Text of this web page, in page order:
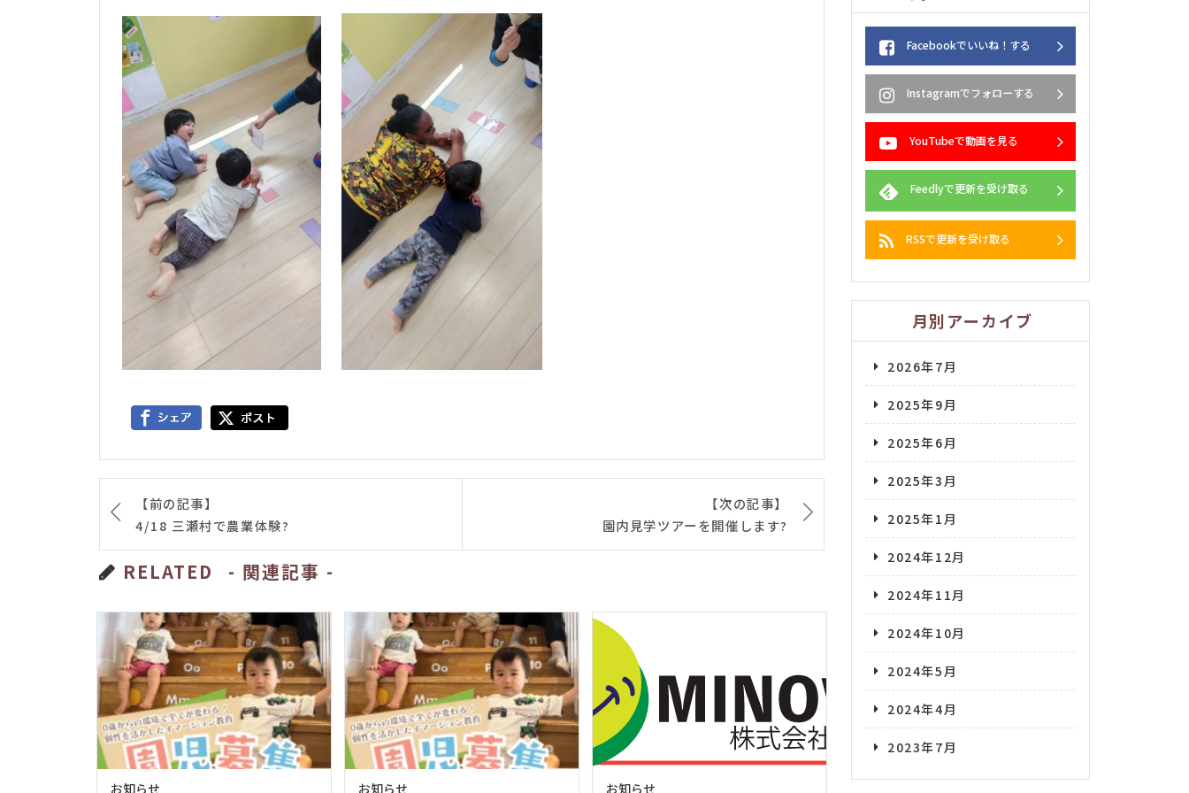
【前の記事】
4/18 三瀬村で農業体験?
【次の記事】
園内見学ツアーを開催します?
RELATED - 関連記事 -
お知らせ お知らせ お知らせ
Facebookでいいね！する
Instagramでフォローする
YouTubeで動画を見る
Feedlyで更新を受け取る
RSSで更新を受け取る
月別アーカイブ
2026年7月
2025年9月
2025年6月
2025年3月
2025年1月
2024年12月
2024年11月
2024年10月
2024年5月
2024年4月
2023年7月